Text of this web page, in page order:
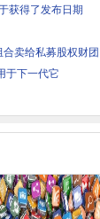
获得了发布日期
合卖给私募股权财团
于下一代它